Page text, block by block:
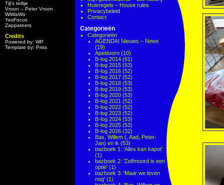
Tijl’s teiltje
Vroon – Peter Vroon
WiWaWo
YesFocus
Zappateers
Credits
Powered by: WP
Template by: Priss
Huisregels – House rules
Privacybeleid
Contact
Categorieën
Categorieën
AGENDA! Nieuws – News
(19)
Apeldoorn (10)
B-log 2014 (61)
B-log 2015 (53)
B-log 2016 (52)
B-log 2017 (52)
B-log 2018 (53)
B-log 2019 (53)
B-log 2020 (53)
B-log 2021 (52)
B-log 2022 (52)
B-log 2023 (52)
B-log 2024 (53)
B-log 2025 (53)
B-log 2026 (32)
Bas, Willem (, Aad, Peter-
Jan) en ik (53)
bazboek 1: 'Alles kan kapot'
(1)
bazboek 2: 'Zelfmoord is een
optie' (1)
bazboek 3: 'Maar we leven
nog' (1)